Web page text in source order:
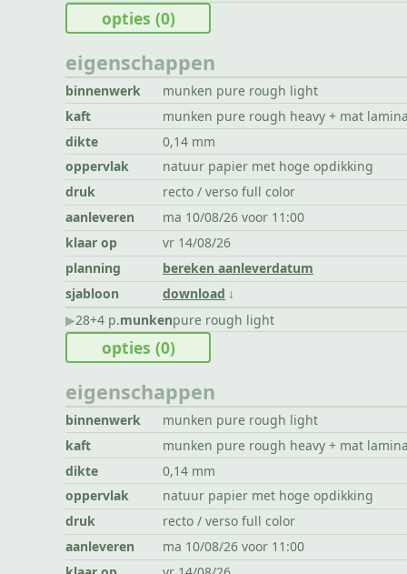
eigenschappen
binnenwerk
munken pure rough light
kaft
munken pure rough heavy + mat
dikte
0,14 mm
oppervlak
natuur papier met hoge opdikking
druk
recto / verso full color
aanleveren
ma 10/08/26 voor 11:00
klaar op
vr 14/08/26
planning
bereken aanleverdatum
sjabloon
download
opties (0)
▶︎28+4 p.munkenpure rough light
eigenschappen
binnenwerk
munken pure rough light
kaft
munken pure rough heavy + mat
dikte
0,14 mm
oppervlak
natuur papier met hoge opdikking
druk
recto / verso full color
aanleveren
ma 10/08/26 voor 11:00
opties (0)